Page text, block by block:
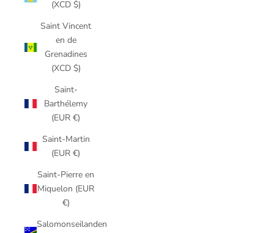
(XCD $)
Saint Vincent
en de
Grenadines
(XCD $)
Saint-
Barthélemy
(EUR €)
Saint-Martin
(EUR €)
Saint-Pierre en
Miquelon (EUR
€)
Salomonseilanden